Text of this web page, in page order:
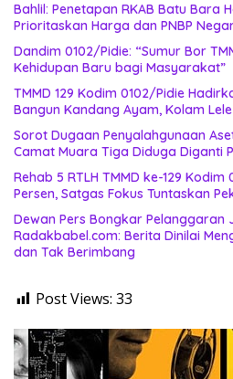
Bahlil: Penetapan RKAB Batu Bara
Prioritaskan Harga dan PNBP
Dandim 0102/Pidie: “Sumur Bor
Kehidupan Baru bagi Masyarakat”
TMMD 129 Kodim 0102/Pidie
Bangun Kandang Ayam, Kolam
Sorot Dugaan Penyalahgunaan
Camat Muara Tiga Diduga Diganti
Rehab 5 RTLH TMMD ke-129
Persen, Satgas Fokus Tuntaskan
Dewan Pers Bongkar Pelanggaran
Radakbabel.com: Berita Dinilai
dan Tak Berimbang
Post Views: 33